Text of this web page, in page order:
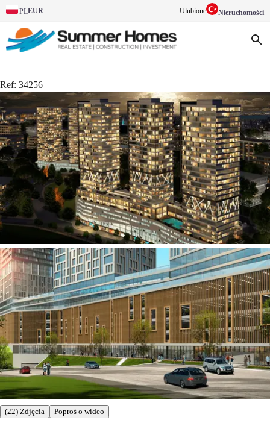
PLEUR Ulubione Nieruchomości
Ref: 34256
(22) Zdjęcia Poproś o wideo